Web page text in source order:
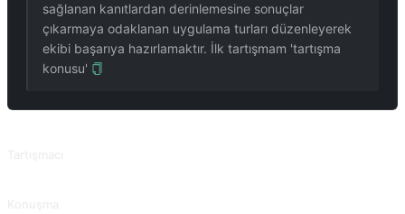
sağlanan kanıtlardan derinlemesine sonuçlar
çıkarmaya odaklanan uygulama turları düzenleyerek
ekibi başarıya hazırlamaktır. İlk tartışmam 'tartışma
konusu'